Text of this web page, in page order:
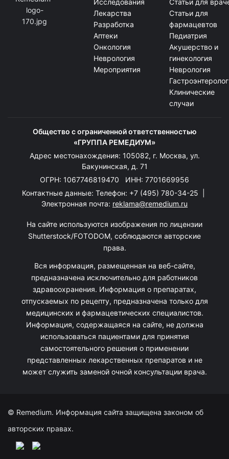
Исследования
Лекарства
Разработка
Аптеки
Онкология
Неврология
Мероприятия
Статьи для
Статьи для
фармацевтов
Педиатрия
Акушерство и
гинекология
Неврология
Клинические
случаи
Общество с ограниченной ответственностью
«ГРУППА РЕМЕДИУМ»
Адрес местонахождения: 105082, г. Москва, ул.
Бакунинская, д. 71
ОГРН: 1067746819470 ИНН: 7701669956
Контактные данные: Телефон: +7 (495) 780-34-25
Электронная почта: reklama@remedium.ru
На сайте используются изображения по лицензии
Shutterstock/FOTODOM, соблюдаются авторские
права.
Вся информация, размещенная на веб-сайте,
предназначена исключительно для работников
здравоохранения. Информация о препаратах,
отпускаемых по рецепту, предназначена только для
медицинских и фармацевтических специалистов.
Информация, содержащаяся на сайте, не должна
использоваться пациентами для принятия
самостоятельного решения о применении
представленных лекарственных препаратов и не
может служить заменой очной консультации врача.
© Remedium. Информация сайта защищена законом об
авторских правах.